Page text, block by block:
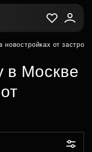
новостройках от
в Москве